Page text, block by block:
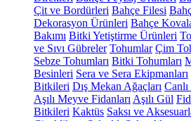
Çit ve Bordürleri Bahçe Filesi
Dekorasyon Ürünleri Bahçe
Bakımı Bitki Yetiştirme Ürünleri
ve Sıvı Gübreler Tohumlar Çim
Sebze Tohumları Bitki Tohumları
Besinleri Sera ve Sera Ekipmanları
Bitkileri Dış Mekan Ağaçları
Aşılı Meyve Fidanları Aşılı Gül
Bitkileri Kaktüs Saksı ve